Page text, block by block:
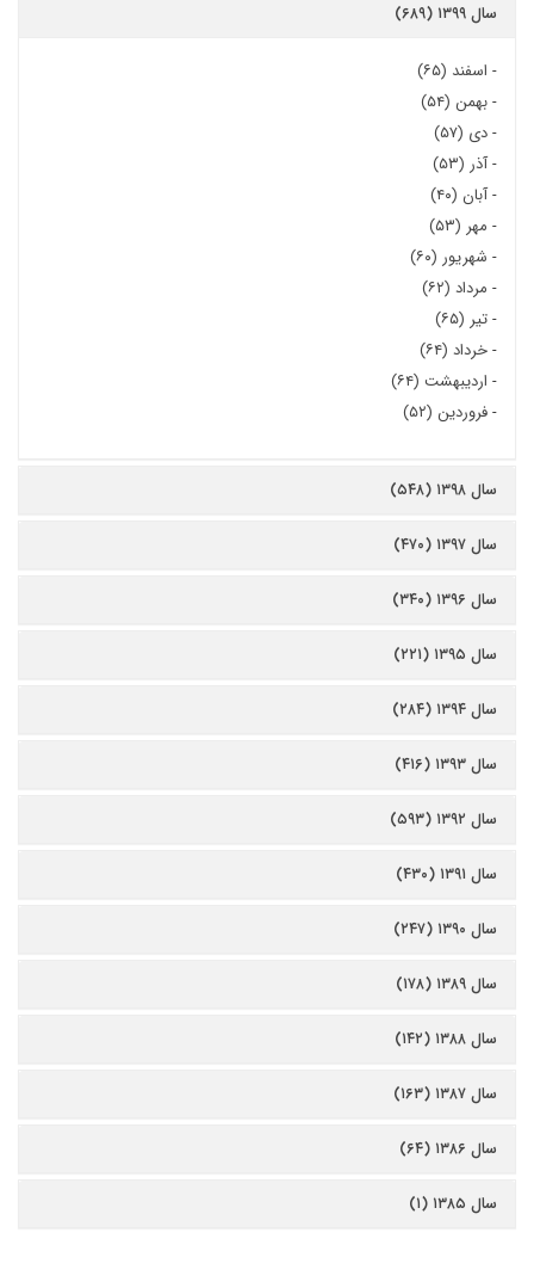
سال ۱۳۹۹ (۶۸۹)
- اسفند (۶۵)
-بهمن (۵۴)
-دی (۵۷)
-آذر (۵۳)
-آبان (۴۰)
- مهر (۵۳)
- شهریور (۶۰)
- مرداد (۶۲)
-تیر (۶۵)
-خرداد (۶۴)
- اردیبهشت (۶۴)
-فروردین (۵۲)
سال ۱۳۹۸ (۵۴۸)
سال ۱۳۹۷ (۴۷۰)
سال ۱۳۹۶ (۳۴۰)
سال ۱۳۹۵ (۲۲۱)
سال ۱۳۹۴ (۲۸۴)
سال ۱۳۹۳ (۴۱۶)
سال ۱۳۹۲ (۵۹۳)
سال ۱۳۹۱ (۴۳۰)
سال ۱۳۹۰ (۲۴۷)
سال ۱۳۸۹ (۱۷۸)
سال ۱۳۸۸ (۱۴۲)
سال ۱۳۸۷ (۱۶۳)
سال ۱۳۸۶ (۶۴)
سال ۱۳۸۵ (۱)